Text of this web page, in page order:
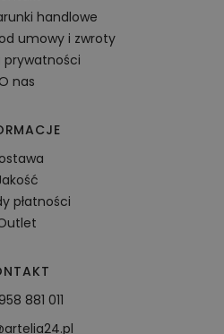
handlowe
umowy i zwroty
prywatności
O nas
płatności
881 011